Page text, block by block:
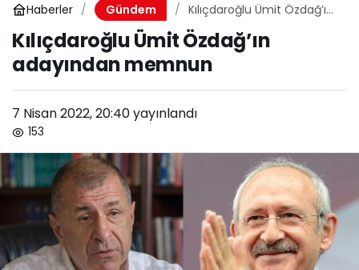
Haberler Gündem
Kılıçdaroğlu Ümit Özdağ’ın
adayından memnun
Kılıçdaroğlu Ümit Özdağ’ın
adayından memnun
7 Nisan 2022, 20:40yayınlandı
153